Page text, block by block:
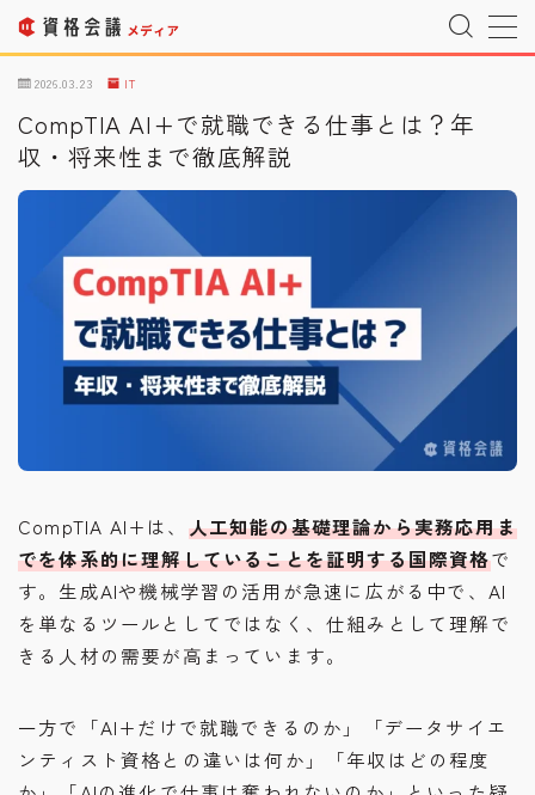
MENU
運営者情報 Company Profile
プライバシーポリシー
利用規約 T&C
宇宙情報サイト SPACE CONNECT
Space Job
2026.03.23 IT
CompTIA AI+で就職できる仕事とは？年
収・将来性まで徹底解説
CompTIA AI+は、 人工知能の基礎理論から実務応用ま
でを体系的に理解していることを証明する国際資格で
す。生成AIや機械学習の活用が急速に広がる中で、AI
を単なるツールとしてではなく、仕組みとして理解で
きる人材の需要が高まっています。
一方で「AI+だけで就職できるのか」「データサイエ
ンティスト資格との違いは何か」「年収はどの程度